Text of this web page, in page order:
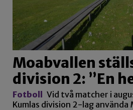
Moabvallen
division 2: ”En
Fotboll Vid två matcher i
Kumlas division 2-lag